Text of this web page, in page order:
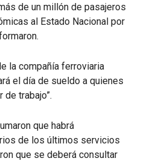
de un millón de pasajeros
al Estado Nacional por
la compañía ferroviaria
el día de sueldo a quienes
trabajo”.
que habrá
de los últimos servicios
que se deberá consultar